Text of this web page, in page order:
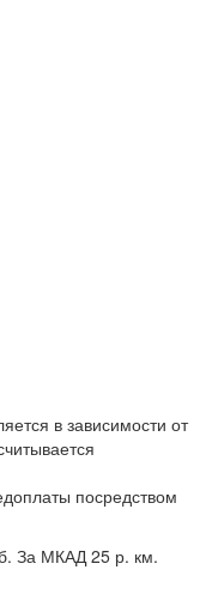
в зависимости от
посредством
За МКАД 25 р. км.